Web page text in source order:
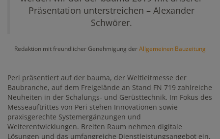
Präsentation unterstreichen – Alexander
Schwörer.
Redaktion mit freundlicher Genehmigung derAllgemeinen Bauzeitung
Peri präsentiert auf der bauma, der Weltleitmesse der
Baubranche, auf dem Freigelände an Stand FN 719 zahlreiche
Neuheiten in der Schalungs- und Gerüsttechnik. Im Fokus des
Messeauftrittes von Peri stehen Innovationen sowie
praxisgerechte Systemergänzungen und
Weiterentwicklungen. Breiten Raum nehmen digitale
Lösungen und das umfangreiche Dienstleistungsangebot ein,